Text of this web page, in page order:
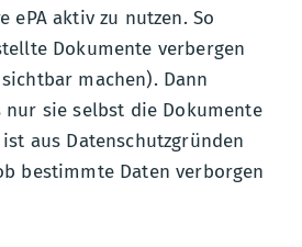
ePA aktiv zu nutzen. So
Dokumente verbergen
machen). Dann
sie selbst die Dokumente
aus Datenschutzgründen
bestimmte Daten verborgen